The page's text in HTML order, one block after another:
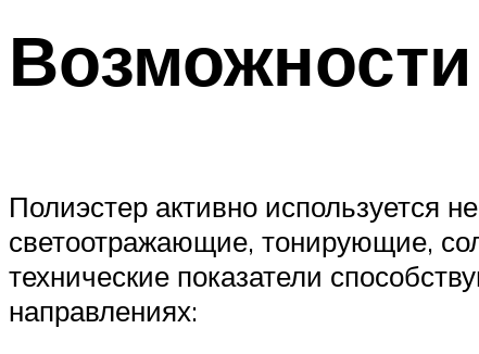
Полиэстер активно используется
светоотражающие, тонирующие,
технические показатели
направлениях: